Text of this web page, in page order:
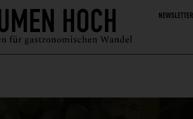
NEWSLETTER
PODCAST ÜBER UNS SYMPOSIUM